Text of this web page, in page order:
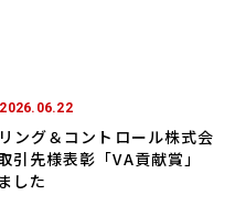
2026.06.22
ング＆コントロール株式会
引先様表彰「VA貢献賞」
した